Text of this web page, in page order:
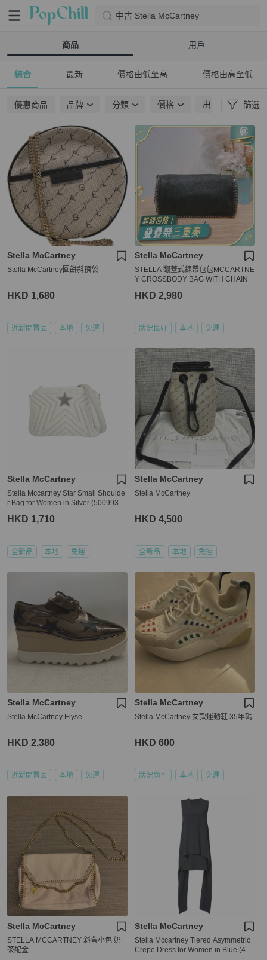
中古 Stella McCartney
商品 用戶
綜合 最新 價格由低至高 價格由高至低
優惠商品 品牌 分類 價格 出貨地點 篩選
Stella McCartney
Stella McCartney圓餅斜孭袋
HKD 1,680
近新閒置品 本地 免運
Stella McCartney
STELLA 翻蓋式鍊帶包包MCCARTNE
Y CROSSBODY BAG WITH CHAIN
HKD 2,980
狀況良好 本地 免運
Stella McCartney
Stella Mccartney Star Small Shoulde
r Bag for Women in Silver (500993-
HKD 1,710
全新品 本地 免運
Stella McCartney
Stella McCartney
HKD 4,500
全新品 本地 免運
Stella McCartney
Stella McCartney Elyse
HKD 2,380
近新閒置品 本地 免運
Stella McCartney
Stella McCartney 女款運動鞋 35年碼
HKD 600
狀況尚可 本地 免運
Stella McCartney
STELLA MCCARTNEY 斜背小包 奶
茶配金
Stella McCartney
Stella Mccartney Tiered Asymmetric
Crepe Dress for Women in Blue (495